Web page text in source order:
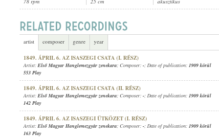
artist composer genre year
1849. ÁPRIL 6. AZ ISASZEGI CSATA (I. RÉSZ)
Artist: Első Magyar Hanglemezgyár zenekara; Composer: -; Date of publication: 1909 körül
553 Play
1849. ÁPRIL 6. AZ ISASZEGI CSATA (II. RÉSZ)
Artist: Első Magyar Hanglemezgyár zenekara; Composer: -; Date of publication: 1909 körül
142 Play
1849. ÁPRIL 6. AZ ISASZEGI ÜTKÖZET (I. RÉSZ)
Artist: Első Magyar Hanglemezgyár zenekara; Composer: -; Date of publication: 1909 körül
163 Play